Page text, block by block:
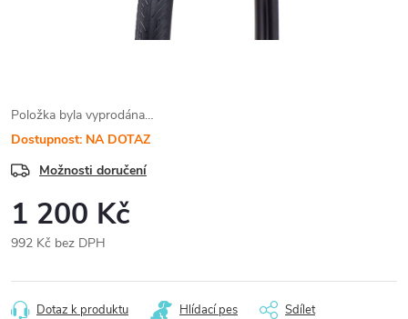
Položka byla vyprodána…
Dostupnost: NA DOTAZ
Možnosti doručení
1 200 Kč
992 Kč bez DPH
cena:
Dotaz k produktu Hlídací pes Sdílet